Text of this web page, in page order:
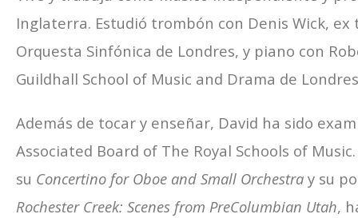
Inglaterra. Estudió trombón con Denis Wick,
Orquesta Sinfónica de Londres, y piano con
Guildhall School of Music and Drama de
Además de tocar y enseñar, David ha sido
Associated Board of The Royal Schools of
su Concertino for Oboe and Small Orchestra y su
Rochester Creek: Scenes from PreColumbian Utah,